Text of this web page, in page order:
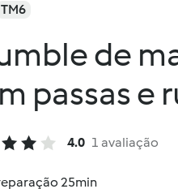
TM6
de
passas e
4.0 1 avaliação
25min